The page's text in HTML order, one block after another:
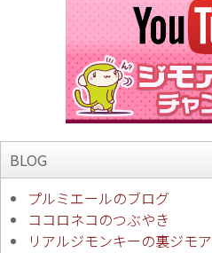
BLOG
プルミエールのブログ
ココロネコのつぶやき
リアルジモンキーの裏ジモア